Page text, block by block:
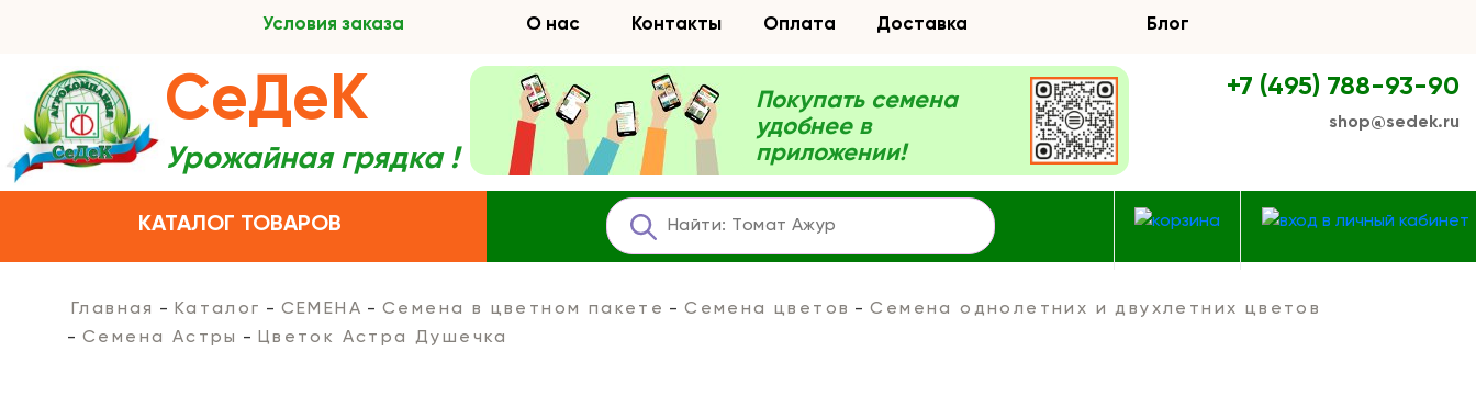
Условия заказа О нас Контакты Оплата Доставка Блог
КАТАЛОГ ТОВАРОВ
СеДеК
Урожайная грядка !
Покупать семена
удобнее в
приложении!
+7 (495) 788-93-90
shop@sedek.ru
Главная Каталог СЕМЕНА Семена в цветном пакете Семена цветов
Семена однолетних и двухлетних цветов
Семена Астры
Цветок Астра Душечка